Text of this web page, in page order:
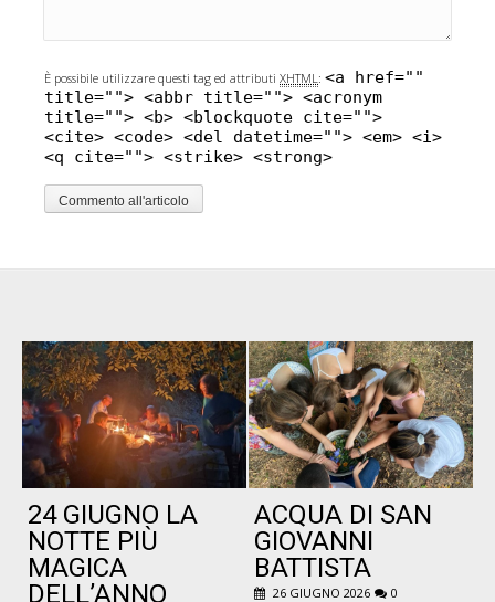
È possibile utilizzare questi tag ed attributi XHTML : <a href=""
title=""> <abbr title=""> <acronym
title=""> <b> <blockquote cite="">
<cite> <code> <del datetime=""> <em> <i>
<q cite=""> <strike> <strong>
24 GIUGNO LA
NOTTE PIÙ
MAGICA
DELL’ANNO
ACQUA DI SAN
GIOVANNI
BATTISTA
26 GIUGNO 2026 0